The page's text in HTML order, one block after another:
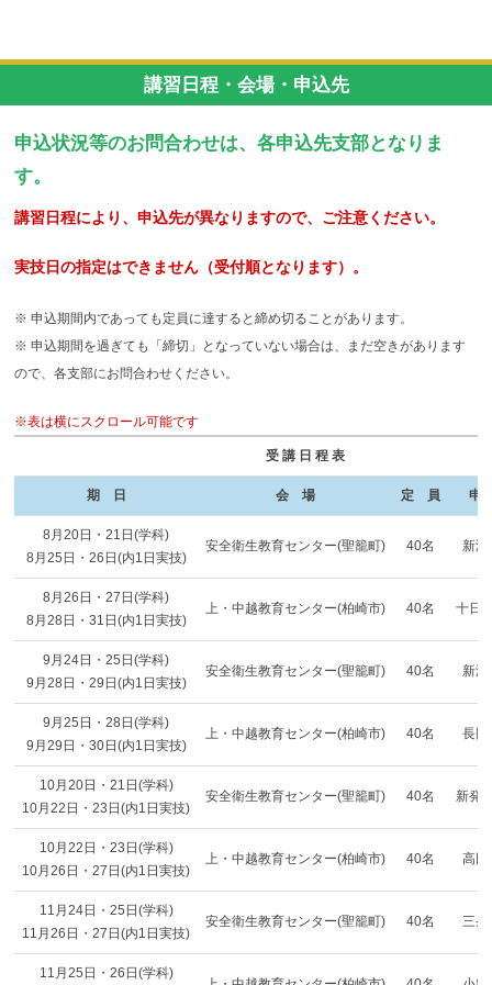
講習日程・会場・申込先
申込状況等のお問合わせは、各申込先支部となりま
す。
講習日程により、申込先が異なりますので、ご注意ください。
実技日の指定はできません（受付順となります）。
※ 申込期間内であっても定員に達すると締め切ることがあります。
※ 申込期間を過ぎても「締切」となっていない場合は、まだ空きがあります
ので、各支部にお問合わせください。
※表は横にスクロール可能です
受講日程表
期 日 会 場 定 員 申
8月20日・21日(学科)
8月25日・26日(内1日実技)
安全衛生教育センター(聖籠町) 40名 新
8月26日・27日(学科)
8月28日・31日(内1日実技)
上・中越教育センター(柏崎市) 40名 十日
9月24日・25日(学科)
9月28日・29日(内1日実技)
安全衛生教育センター(聖籠町) 40名 新
9月25日・28日(学科)
9月29日・30日(内1日実技)
上・中越教育センター(柏崎市) 40名 長岡
10月20日・21日(学科)
10月22日・23日(内1日実技)
安全衛生教育センター(聖籠町) 40名 新発
10月22日・23日(学科)
10月26日・27日(内1日実技)
上・中越教育センター(柏崎市) 40名 高田
11月24日・25日(学科)
11月26日・27日(内1日実技)
安全衛生教育センター(聖籠町) 40名 三条
11月25日・26日(学科)